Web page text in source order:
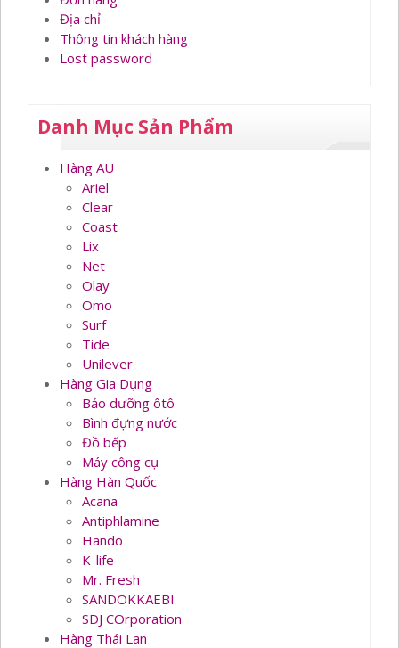
Địa chỉ
Thông tin khách hàng
Lost password
Danh Mục Sản Phẩm
Hàng AU
Ariel
Clear
Coast
Lix
Net
Olay
Omo
Surf
Tide
Unilever
Hàng Gia Dụng
Bảo dưỡng ôtô
Bình đựng nước
Đồ bếp
Máy công cụ
Hàng Hàn Quốc
Acana
Antiphlamine
Hando
K-life
Mr. Fresh
SANDOKKAEBI
SDJ COrporation
Hàng Thái Lan